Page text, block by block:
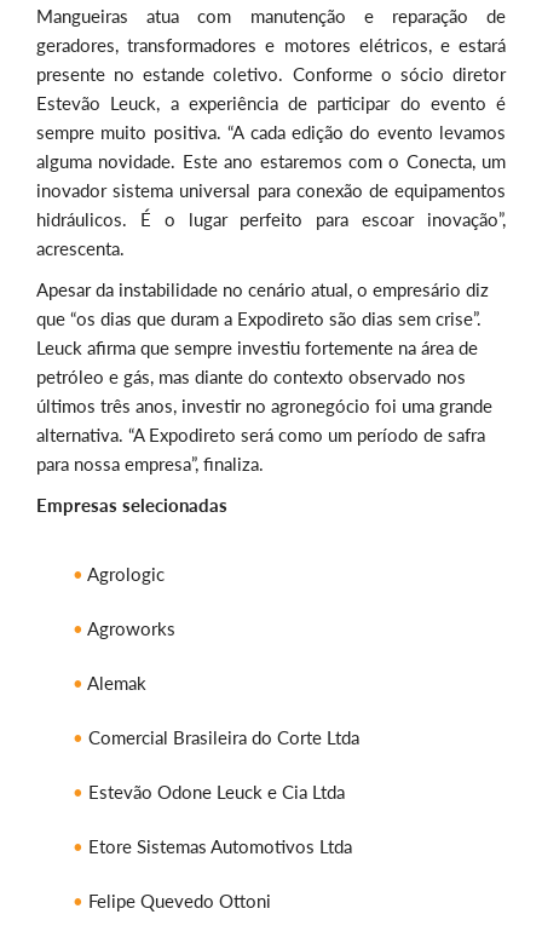
Mangueiras atua com manutenção e reparação de
geradores, transformadores e motores elétricos, e estará
presente no estande coletivo. Conforme o sócio diretor
Estevão Leuck, a experiência de participar do evento é
sempre muito positiva. “A cada edição do evento levamos
alguma novidade. Este ano estaremos com o Conecta, um
inovador sistema universal para conexão de equipamentos
hidráulicos. É o lugar perfeito para escoar inovação”,
acrescenta.
Apesar da instabilidade no cenário atual, o empresário diz
que “os dias que duram a Expodireto são dias sem crise”.
Leuck afirma que sempre investiu fortemente na área de
petróleo e gás, mas diante do contexto observado nos
últimos três anos, investir no agronegócio foi uma grande
alternativa. “A Expodireto será como um período de safra
para nossa empresa”, finaliza.
Empresas selecionadas
Agrologic
Agroworks
Alemak
Comercial Brasileira do Corte Ltda
Estevão Odone Leuck e Cia Ltda
Etore Sistemas Automotivos Ltda
Felipe Quevedo Ottoni